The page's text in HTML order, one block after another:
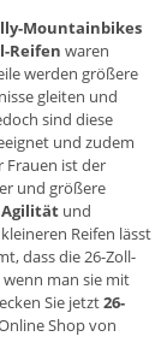
Mountainbikes
Reifen waren
werden größere
gleiten und
sind diese
und zudem
Frauen ist der
und größere
Agilität und
Reifen lässt
dass die 26-Zoll-
man sie mit
Sie jetzt26-
Shop von